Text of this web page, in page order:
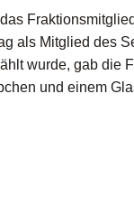
als Mitglied des
wurde, gab die
und einem